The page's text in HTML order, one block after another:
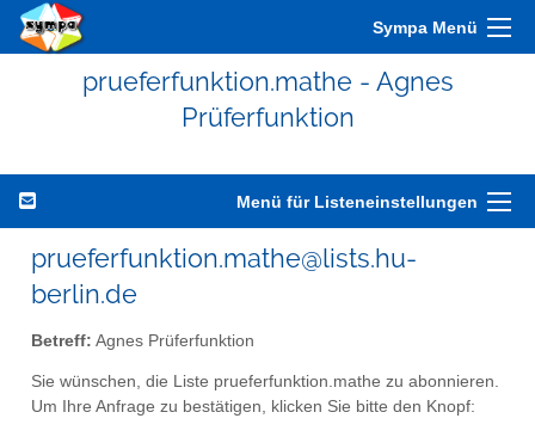
Sympa Menü
prueferfunktion.mathe - Agnes
Prüferfunktion
Menü für Listeneinstellungen
prueferfunktion.mathe@lists.hu-
berlin.de
Betreff: Agnes Prüferfunktion
Sie wünschen, die Liste prueferfunktion.mathe zu abonnieren.
Um Ihre Anfrage zu bestätigen, klicken Sie bitte den Knopf: